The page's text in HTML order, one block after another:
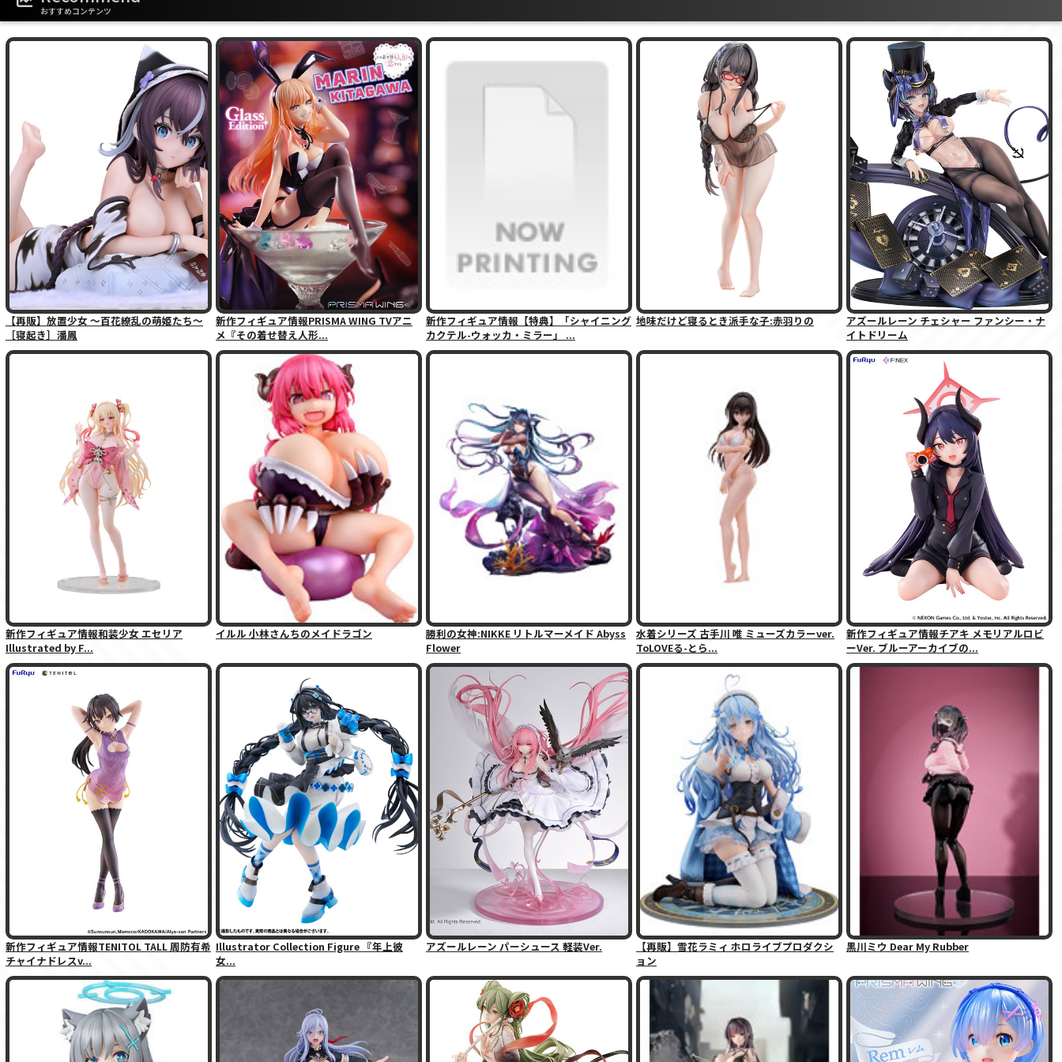
おすすめコンテンツ
【再販】放置少女 〜百花繚乱の萌姫たち〜
［寝起き］潘鳳
新作フィギュア情報PRISMA WING TVアニ
メ『その着せ替え人形...
新作フィギュア情報【特典】「シャイニング
カクテル-ウォッカ・ミラー」 ...
地味だけど寝るとき派手な子:赤羽りの
アズールレーン チェシャー ファンシー・ナ
イトドリーム
新作フィギュア情報和装少女 エセリア
Illustrated by F...
イルル 小林さんちのメイドラゴン
勝利の女神:NIKKE リトルマーメイド Abyss
Flower
水着シリーズ 古手川 唯 ミューズカラーver.
ToLOVEる-とら...
新作フィギュア情報チアキ メモリアルロビ
ーVer. ブルーアーカイブの...
新作フィギュア情報TENITOL TALL 周防有希
チャイナドレスv...
Illustrator Collection Figure 『年上彼
女...
アズールレーン パーシュース 軽装Ver.
【再販】雪花ラミィ ホロライブプロダクシ
ョン
黒川ミウ Dear My Rubber